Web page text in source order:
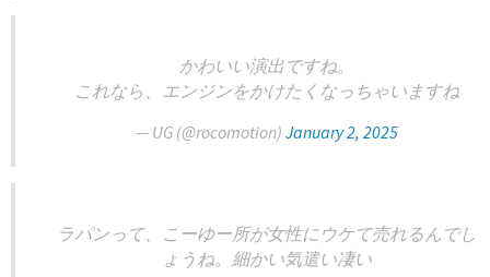
かわいい演出ですね。
これなら、エンジンをかけたくなっちゃいますね
— UG (@rocomotion) January 2, 2025
ラパンって、こーゆー所が女性にウケて売れるんでし
ょうね。細かい気遣い凄い